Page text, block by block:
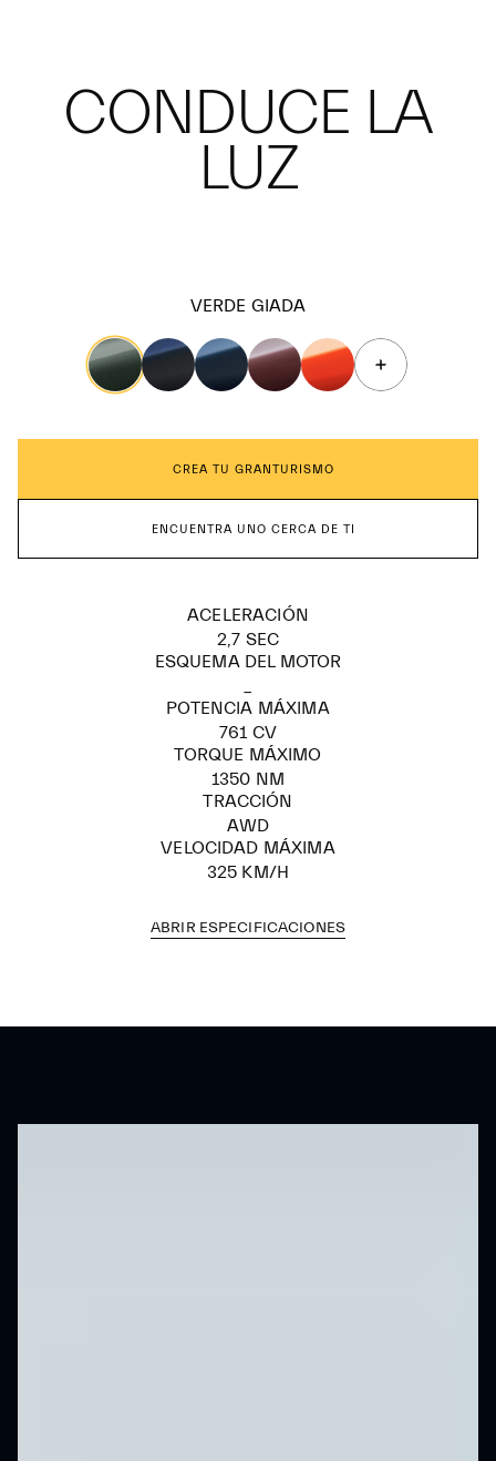
CONDUCE LA
LUZ
VERDE GIADA
CREA TU GRANTURISMO
ENCUENTRA UNO CERCA DE TI
ACELERACIÓN
2,7 SEC
ESQUEMA DEL MOTOR
POTENCIA MÁXIMA
761 CV
TORQUE MÁXIMO
1350 NM
TRACCIÓN
AWD
VELOCIDAD MÁXIMA
325 KM/H
ABRIR ESPECIFICACIONES